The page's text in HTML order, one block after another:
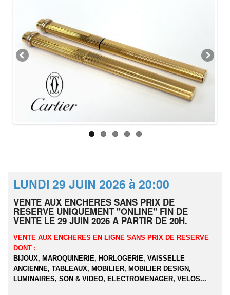
LUNDI 29 JUIN 2026 à 20:00
VENTE AUX ENCHERES SANS PRIX DE
RESERVE UNIQUEMENT "ONLINE" FIN DE
VENTE LE 29 JUIN 2026 A PARTIR DE 20H.
VENTE AUX ENCHERES EN LIGNE SANS PRIX DE RESERVE
DONT :
BIJOUX, MAROQUINERIE, HORLOGERIE, VAISSELLE
ANCIENNE, TABLEAUX, MOBILIER, MOBILIER DESIGN,
LUMINAIRES, SON & VIDEO, ELECTROMENAGER, VELOS...